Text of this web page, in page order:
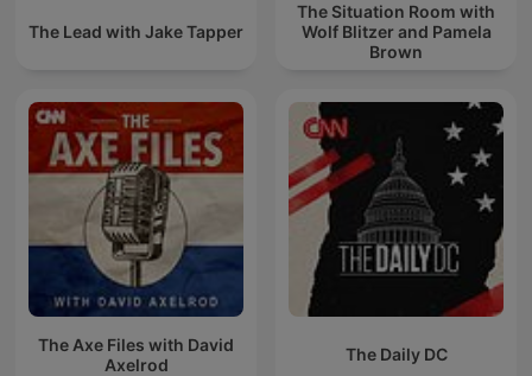
The Lead with Jake Tapper
The Situation Room with
Wolf Blitzer and Pamela
Brown
The Axe Files with David
Axelrod
The Daily DC